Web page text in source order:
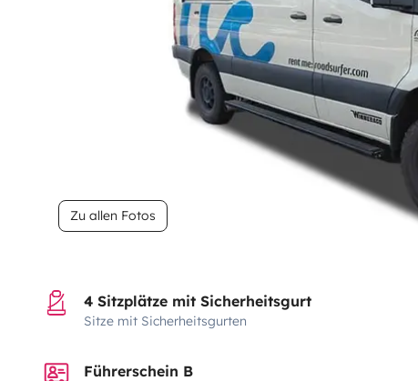
Zu allen Fotos
4 Sitzplätze mit Sicherheitsgurt
Sitze mit Sicherheitsgurten
Führerschein B